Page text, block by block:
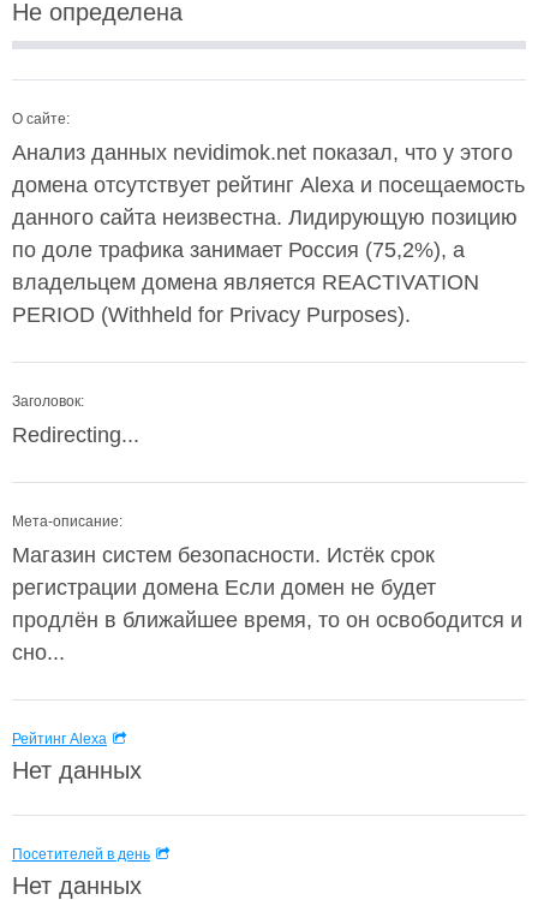
Не определена
О сайте:
Анализ данных nevidimok.net показал, что у этого
домена отсутствует рейтинг Alexa и посещаемость
данного сайта неизвестна. Лидирующую позицию
по доле трафика занимает Россия (75,2%), а
владельцем домена является REACTIVATION
PERIOD (Withheld for Privacy Purposes).
Заголовок:
Redirecting...
Мета-описание:
Магазин систем безопасности. Истёк срок
регистрации домена Если домен не будет
продлён в ближайшее время, то он освободится и
сно...
Рейтинг Alexa
Нет данных
Посетителей в день
Нет данных